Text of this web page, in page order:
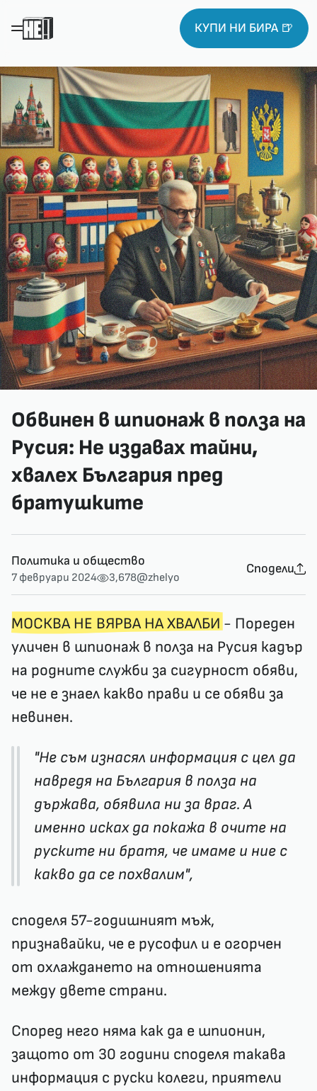
КУПИ НИ БИРА 🍺
Обвинен в шпионаж в полза на
Русия: Не издавах тайни,
хвалех България пред
братушките
Политика и общество
7 февруари 2024 3,678@zhelyo
Сподели
МОСКВА НЕ ВЯРВА НА ХВАЛБИ - Пореден
уличен в шпионаж в полза на Русия кадър
на родните служби за сигурност обяви,
че не е знаел какво прави и се обяви за
невинен.
"Не съм изнасял информация с цел да
навредя на България в полза на
държава, обявила ни за враг. А
именно исках да покажа в очите на
руските ни братя, че имаме и ние с
какво да се похвалим",
споделя 57-годишният мъж,
признавайки, че е русофил и е огорчен
от охлаждането на отношенията
между двете страни.
Според него няма как да е шпионин,
защото от 30 години споделя такава
информация с руски колеги, приятели